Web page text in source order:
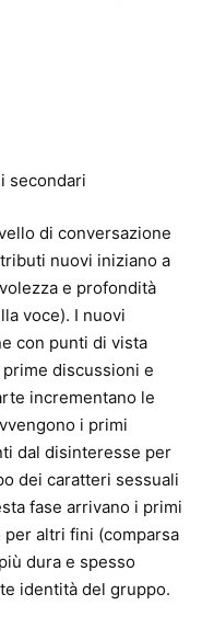
secondari
di conversazione
nuovi iniziano a
e profondità
voce). I nuovi
con punti di vista
discussioni e
incrementano le
i primi
dal disinteresse per
dei caratteri sessuali
fase arrivano i primi
altri fini (comparsa
dura e spesso
identità del gruppo.